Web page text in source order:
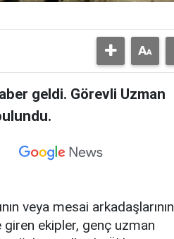
geldi. Görevli Uzman
veya mesai arkadaşlarının
giren ekipler, genç uzman